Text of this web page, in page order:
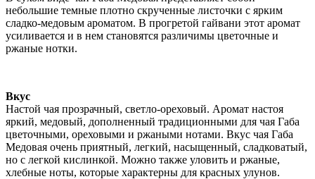
небольшие темные плотно скрученные листочки с ярким
сладко-медовым ароматом. В прогретой гайвани этот аромат
усиливается и в нем становятся различимы цветочные и
ржаные нотки.
Вкус
Настой чая прозрачный, светло-ореховый. Аромат настоя
яркий, медовый, дополненный традиционными для чая Габа
цветочными, ореховыми и ржаными нотами. Вкус чая Габа
Медовая очень приятный, легкий, насыщенный, сладковатый,
но с легкой кислинкой. Можно также уловить и ржаные,
хлебные ноты, которые характерны для красных улунов.